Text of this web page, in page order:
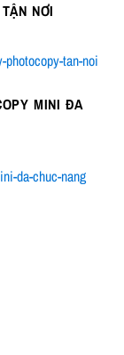
NƠI
MINI ĐA